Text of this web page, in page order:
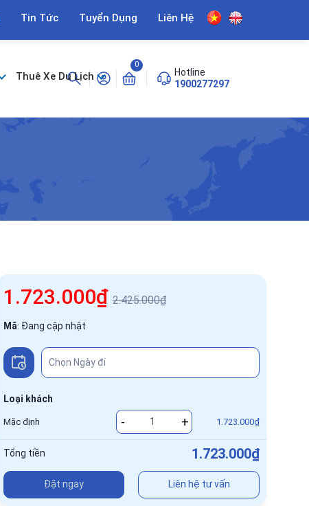
Tin Tức Tuyển Dụng Liên Hệ
Thuê Xe Du Lịch
0
Hotline
1900277297
1.723.000₫2.425.000₫
Mã: Đang cập nhật
Loại khách
Mặc định - + 1.723.000₫
Tổng tiền 1.723.000₫
Đặt ngay Liên hệ tư vấn